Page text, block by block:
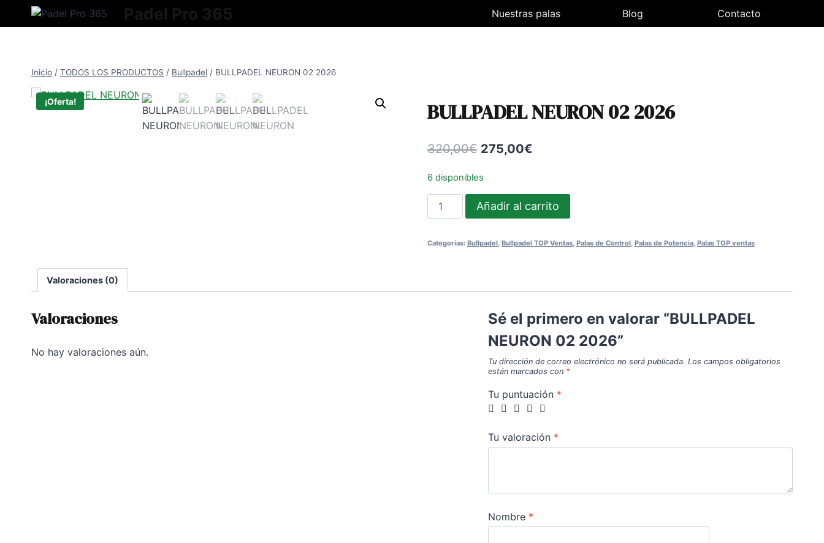
Nuestras palas Blog Contacto
Inicio / TODOS LOS PRODUCTOS / Bullpadel / BULLPADEL NEURON 02 2026
¡Oferta! BULLPADEL NEURON 02 2026
320,00€ El
era:
275,00€El
es:
6 disponibles
BULLPADEL
NEURON
2026
Añadir al carrito
Categorías: Bullpadel, Bullpadel TOP Ventas, Palas de Control, Palas de Potencia, Palas TOP ventas
Valoraciones (0)
Valoraciones
No hay valoraciones aún.
Sé el primero en valorar “BULLPADEL
NEURON 02 2026”
Tu dirección de correo electrónico no será publicada. Los campos obligatorios
están marcados con *
Tu puntuación *
Tu valoración *
Nombre *